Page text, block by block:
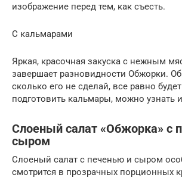
изображение перед тем, как съесть.
С кальмарами
Яркая, красочная закуска с нежным
завершает разновидности Обжорки.
сколько его не сделай, все равно
подготовить кальмары, можно узнать
Слоеный салат «Обжорка» с
сыром
Слоеный салат с печенью и сыром
смотрится в прозрачных порционных